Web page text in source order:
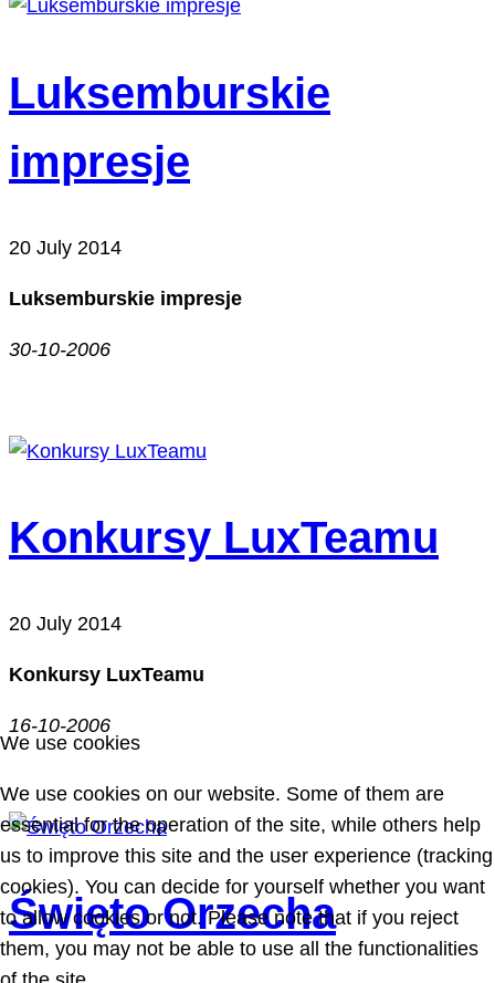
Luksemburskie
impresje
20 July 2014
Luksemburskie impresje
30-10-2006
Konkursy LuxTeamu
20 July 2014
Konkursy LuxTeamu
16-10-2006
Święto Orzecha
We use cookies
We use cookies on our website. Some of them are
essential for the operation of the site, while others help
us to improve this site and the user experience (tracking
cookies). You can decide for yourself whether you want
to allow cookies or not. Please note that if you reject
them, you may not be able to use all the functionalities